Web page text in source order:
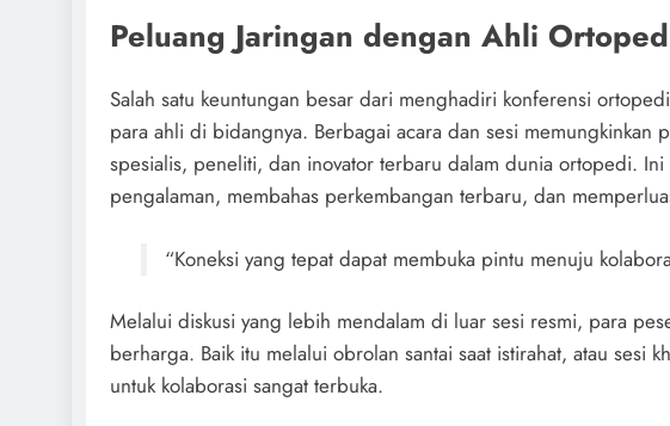
Peluang Jaringan dengan Ahli
Salah satu keuntungan besar dari menghadiri konferensi
para ahli di bidangnya. Berbagai acara dan sesi memungkinkan
spesialis, peneliti, dan inovator terbaru dalam dunia ortopedi.
pengalaman, membahas perkembangan terbaru, dan
“Koneksi yang tepat dapat membuka pintu menuju
Melalui diskusi yang lebih mendalam di luar sesi resmi, para
berharga. Baik itu melalui obrolan santai saat istirahat, atau sesi
untuk kolaborasi sangat terbuka.